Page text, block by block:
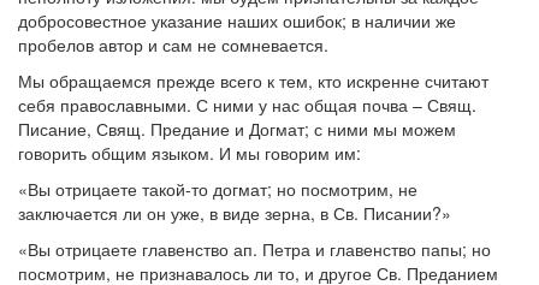
добросовестное указание наших ошибок; в наличии же
пробелов автор и сам не сомневается.
Мы обращаемся прежде всего к тем, кто искренне считают
себя православными. С ними у нас общая почва – Свящ.
Писание, Свящ. Предание и Догмат; с ними мы можем
говорить общим языком. И мы говорим им:
«Вы отрицаете такой-то догмат; но посмотрим, не
заключается ли он уже, в виде зерна, в Св. Писании?»
«Вы отрицаете главенство ап. Петра и главенство папы; но
посмотрим, не признавалось ли то, и другое Св. Преданием